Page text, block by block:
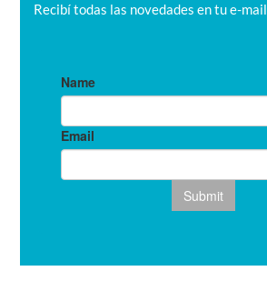
Recibí todas las novedades en tu e-mail